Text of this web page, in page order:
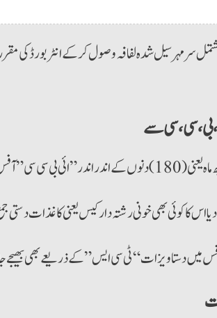
سرمہرسیل شدہ لفافہ وصول کرکے انٹر بورڈ کی
سے
کروانا لازمی ہے۔
کا کوئی بھی خونی رشتہ دار کیس یعنی کاغذات دستی
دستاویزات “ٹی سی ایس” کے ذریعے بھی بھیجے